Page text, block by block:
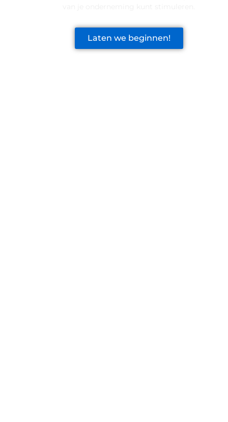
Laten we beginnen!